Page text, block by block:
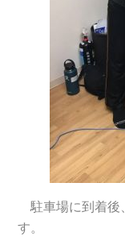
駐車場に到着後
す。